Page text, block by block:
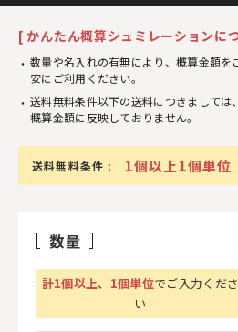
[ かんたん概算シュミレーションに
数量や名入れの有無により、概算金額を
安にご利用ください。
送料無料条件以下の送料につきましては、
概算金額に反映しておりません。
送料無料条件 : 1個以上1個単位
数量
計1個以上、 1個単位でご入力くださ
い